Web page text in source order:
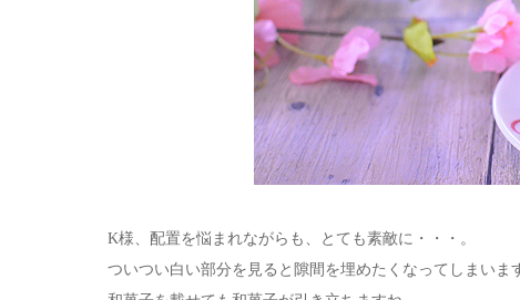
K様、配置を悩まれながらも、とても素敵に・・・。
ついつい白い部分を見ると隙間を埋めたくなってしまいま